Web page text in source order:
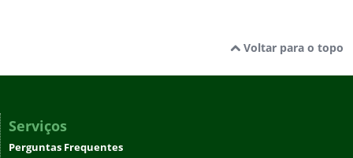
Voltar para o topo
Serviços
Perguntas Frequentes